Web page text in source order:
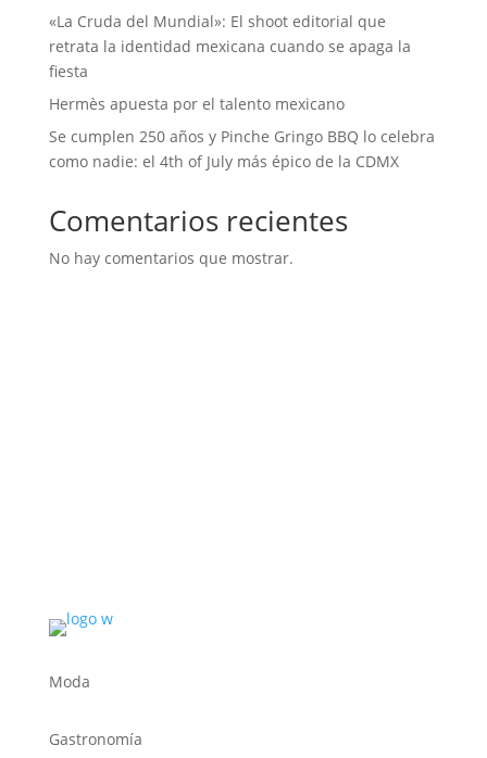
«La Cruda del Mundial»: El shoot editorial que
retrata la identidad mexicana cuando se apaga la
fiesta
Hermès apuesta por el talento mexicano
Se cumplen 250 años y Pinche Gringo BBQ lo celebra
como nadie: el 4th of July más épico de la CDMX
Comentarios recientes
No hay comentarios que mostrar.
Moda
Gastronomía